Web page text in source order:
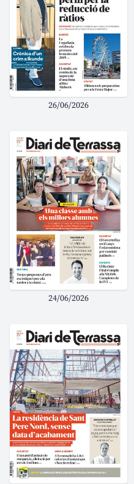
26/06/2026
24/06/2026